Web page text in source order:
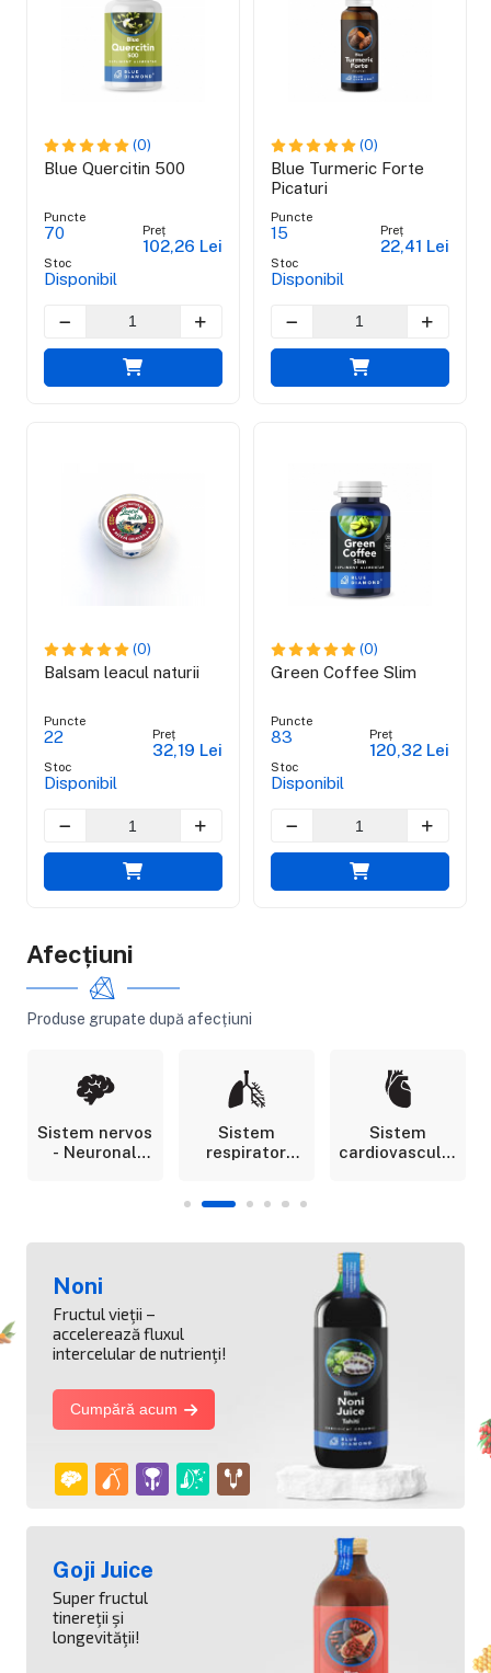
(0)
Blue Quercitin 500
Puncte
70
Stoc
Disponibil
Preț
102,26 Lei
(0)
Balsam leacul naturii
Puncte
22
Stoc
Disponibil
Preț
32,19 Lei
(0)
Blue Turmeric Forte
Picaturi
Puncte
15
Stoc
Disponibil
Preț
22,41 Lei
(0)
Green Coffee Slim
Puncte
83
Stoc
Disponibil
Preț
120,32 Lei
Afecțiuni
Produse grupate după afecțiuni
Sistem nervos
- Neuronal
Sistem
respirator
Sistem
cardiovascular
Noni
Fructul vieţii –
accelerează fluxul
intercelular de nutrienţi!
Cumpără acum
Goji Juice
Super fructul
tinereţii şi
longevităţii!